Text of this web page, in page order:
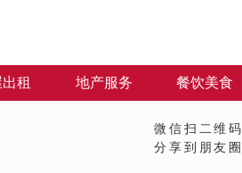
租 地产服务 餐饮美食
微信扫二维码
分享到朋友圈